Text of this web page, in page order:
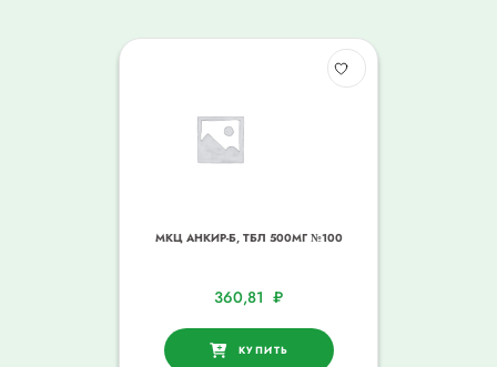
МКЦ АНКИР-Б, ТБЛ 500МГ №100
360,81 ₽
КУПИТЬ